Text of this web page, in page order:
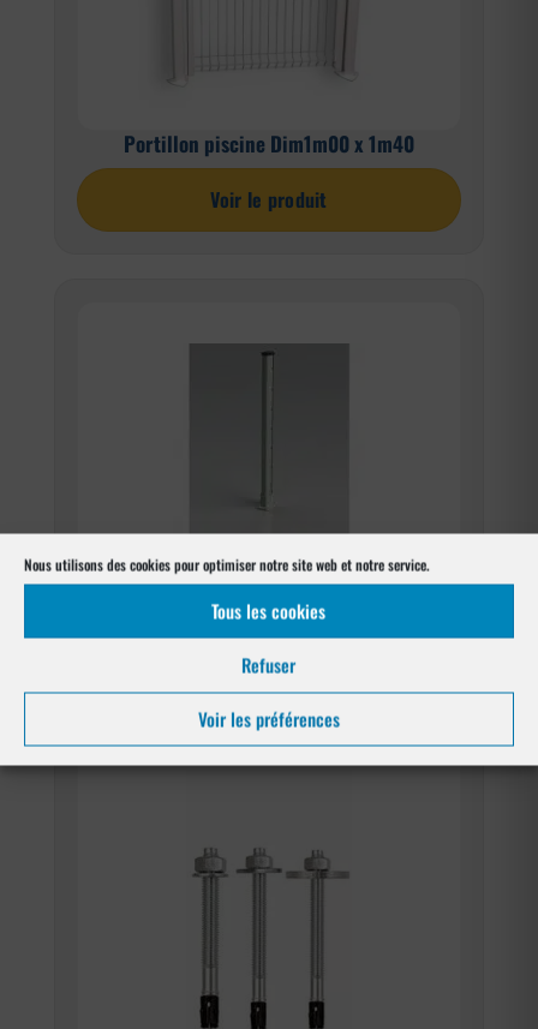
Nous utilisons des cookies pour optimiser notre site web et notre service.
Tous les cookies
Refuser
Voir les préférences
Portillon piscine Dim1m00 x 1m40
Voir le produit
Poteau piscine Lg 1,30m
Voir le produit